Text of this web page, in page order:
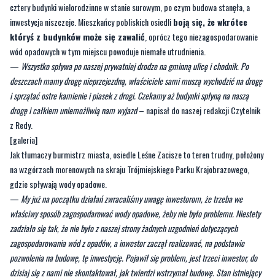
inwestycje Leśne Zacisze – inwestorzy zmieniali się trzy razy, a
ostatecznie prace zostały wstrzymane.
Teren przy ulicy Leśnej w Redzie ma już trzeciego inwestora, powstały tam
cztery budynki wielorodzinne w stanie surowym, po czym budowa stanęła, a
inwestycja niszczeje. Mieszkańcy pobliskich osiedliboją się, że wkrótce
któryś z budynków może się zawalić, oprócz tego niezagospodarowanie
wód opadowych w tym miejscu powoduje niemałe utrudnienia.
—Wszystko spływa po naszej prywatniej drodze na gminną ulicę i chodnik. Po
deszczach mamy drogę nieprzejezdną, właściciele sami muszą wychodzić na drogę
i sprzątać ostre kamienie i piasek z drogi. Czekamy aż budynki spłyną na naszą
drogę i całkiem uniemożliwią nam wyjazd– napisał do naszej redakcji Czytelnik
z Redy.
[galeria]
Jak tłumaczy burmistrz miasta, osiedle Leśne Zacisze to teren trudny, położony
na wzgórzach morenowych na skraju Trójmiejskiego Parku Krajobrazowego,
gdzie spływają wody opadowe.
—My już na początku działań zwracaliśmy uwagę inwestorom, że trzeba we
właściwy sposób zagospodarować wody opadowe, żeby nie było problemu. Niestety
zadziało się tak, że nie było z naszej strony żadnych uzgodnień dotyczących